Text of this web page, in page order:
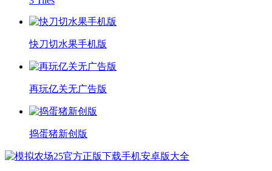
快刀切水果手机版
再玩亿关无广告版
捣蛋猪新创版